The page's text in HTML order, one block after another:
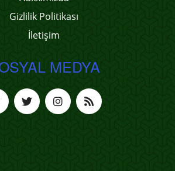
Gizlilik Politikası
İletişim
MEDYA